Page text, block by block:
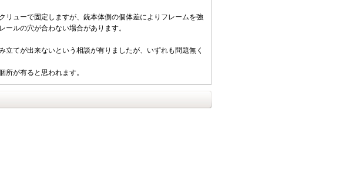
ューで固定しますが、銃本体側の個体差によりフレームを強
ルの穴が合わない場合があります。
てが出来ないという相談が有りましたが、いずれも問題無く
が有ると思われます。